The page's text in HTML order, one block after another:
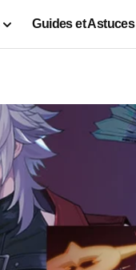
Guides et Astuces